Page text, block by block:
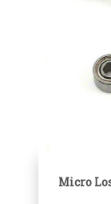
Micro